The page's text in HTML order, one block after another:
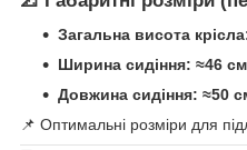
Загальна висота
Ширина сидіння: ≈46 см
Довжина сидіння: ≈50
📌 Оптимальні розміри для